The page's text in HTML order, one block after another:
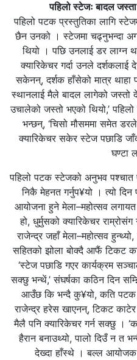
पहिलो स्टेजः बादल
पहिलो पटक प्रस्तुतिका लागि
छैन उनको । स्टेजमा चढ्नुभन्दा
थियो । पछि उनलाई डर लाग्न
क्यारिकेचर गर्दा उनले
सकेनन्, दर्शक हाँसेको मात्र थाहा
स्थानलाई मैले बादल लागेको जस्तो
उचालेको जस्तो भएको थियो,’
भन्छन्, ‘चिसो मौसममा समेत
क्यारिकेचर सकेर स्टेज पछाडि
घण्टा
पहिलो पटक स्टेजको अनुभव
निकै मेहनत गर्नुप¥यो । त्यो
आयोजना हुने मेला–महोत्सव
हो, धुर्मुसको क्यारिकेचर
राजेन्द्र जहाँ मेला–महोत्सव
सहितको झोला बोक्दै आफैं टिकट
‘स्टेज पछाडि गएर कार्यक्रम
सक्छु भन्थें,’ संघर्षका कठिन दिन
आउँछ कि भन्दै कु¥यो, कति पटक
राजेन्द्र हरेस खाएनन्, टिकट
मैलै पनि क्यारिकेचर गर्न सक्छु ।
हैरान बनाउथ्यो, पालो दिउँ न त
देख्दा हाँस्थे । बल्ल